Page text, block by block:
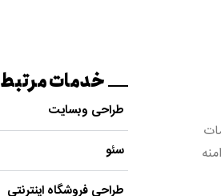
خدمات مرتبط
طراحی وبسایت
سئو
طراحی فروشگاه اینترنتی